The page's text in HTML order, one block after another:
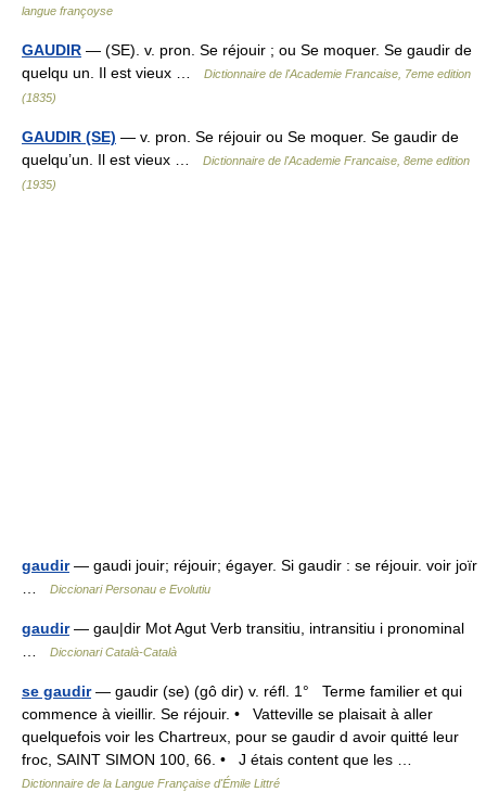
langue françoyse
GAUDIR — (SE). v. pron. Se réjouir ; ou Se moquer. Se gaudir de
quelqu un. Il est vieux …
Dictionnaire de l'Academie Francaise, 7eme edition
(1835)
GAUDIR (SE) — v. pron. Se réjouir ou Se moquer. Se gaudir de
quelqu’un. Il est vieux …
Dictionnaire de l'Academie Francaise, 8eme edition
(1935)
gaudir— gaudi jouir; réjouir; égayer. Si gaudir : se réjouir. voir joïr
Diccionari Personau e Evolutiu
gaudir— gau|dir Mot Agut Verb transitiu, intransitiu i pronominal
Diccionari Català-Català
se gaudir— gaudir (se) (gô dir) v. réfl. 1° Terme familier et qui
commence à vieillir. Se réjouir. • Vatteville se plaisait à aller
quelquefois voir les Chartreux, pour se gaudir d avoir quitté leur
froc, SAINT SIMON 100, 66. • J étais content que les …
Dictionnaire de la Langue Française d'Émile Littré